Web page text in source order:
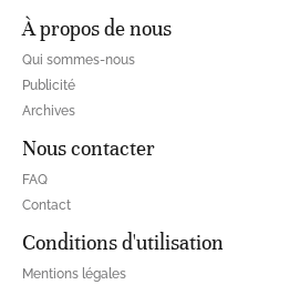
À propos de nous
Qui sommes-nous
Publicité
Archives
Nous contacter
FAQ
Contact
Conditions d'utilisation
Mentions légales